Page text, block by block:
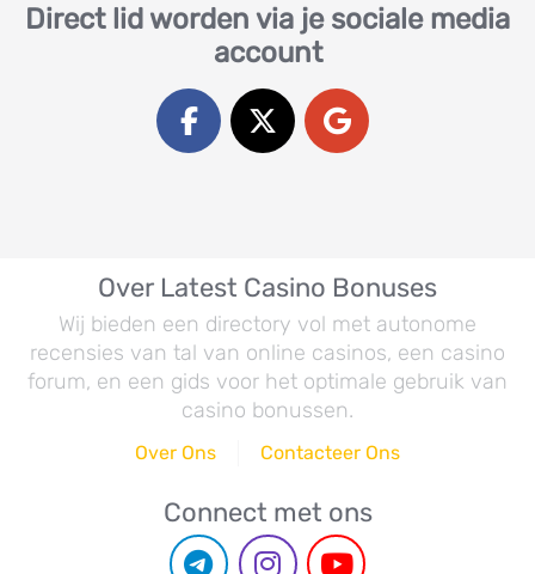
Direct lid worden via je sociale media
account
Over Latest Casino Bonuses
Wij bieden een directory vol met autonome
recensies van tal van online casinos, een casino
forum, en een gids voor het optimale gebruik van
casino bonussen.
Over Ons Contacteer Ons
Connect met ons